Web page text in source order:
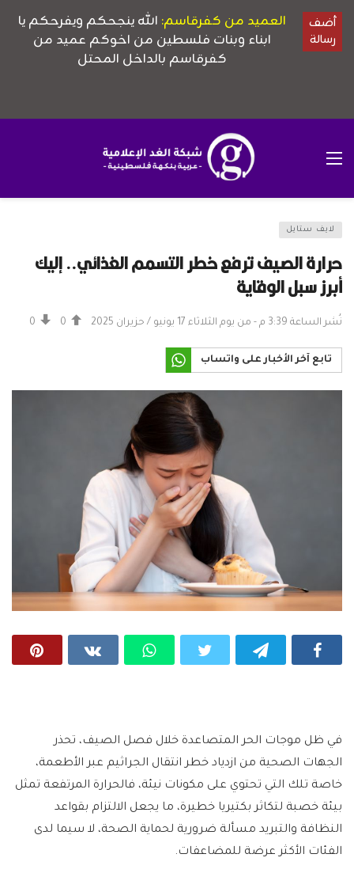
لايف ستايل
حرارة الصيف ترفع خطر التسمم الغذائي.. إليك
أبرز سبل الوقاية
نُشر الساعة 3:39 م - من يوم الثلاثاء 17 يونيو / حزيران 2025 0
0
تابع آخر الأخبار على واتساب
في ظل موجات الحر المتصاعدة خلال فصل الصيف، تحذر
الجهات الصحية من ازدياد خطر انتقال الجراثيم عبر الأطعمة،
خاصة تلك التي تحتوي على مكونات نيئة، فالحرارة المرتفعة تمثل
بيئة خصبة لتكاثر بكتيريا خطيرة، ما يجعل الالتزام بقواعد
النظافة والتبريد مسألة ضرورية لحماية الصحة، لا سيما لدى
الفئات الأكثر عرضة للمضاعفات.